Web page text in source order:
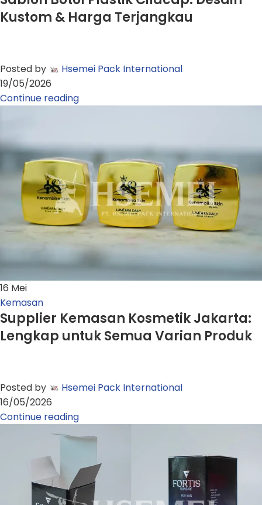
Kustom & Harga Terjangkau
Posted by
Hsemei Pack International
19/05/2026
Continue reading
16 Mei
Kemasan
Supplier Kemasan Kosmetik Jakarta:
Lengkap untuk Semua Varian Produk
Posted by
Hsemei Pack International
16/05/2026
Continue reading